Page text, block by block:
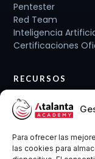
Para ofrecer las
las cookies para
Pentester
Red Team
Inteligencia
Certificaciones
RECURSOS
Planes de carrera
Cursos y Packs
Conócenos